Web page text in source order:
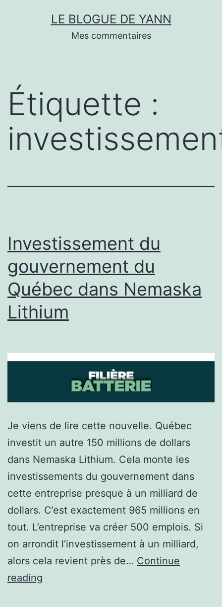
LE BLOGUE DE YANN
Mes commentaires
Étiquette :
Investissement du
gouvernement du
Québec dans Nemaska
Lithium
Je viens de lire cette nouvelle. Québec
investit un autre 150 millions de dollars
dans Nemaska Lithium. Cela monte les
investissements du gouvernement dans
cette entreprise presque à un milliard de
dollars. C’est exactement 965 millions en
tout. L’entreprise va créer 500 emplois. Si
on arrondit l’investissement à un milliard,
alors cela revient près de… Continue
reading